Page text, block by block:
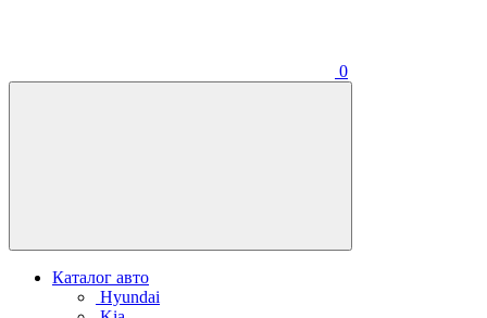
0
Каталог авто
Hyundai